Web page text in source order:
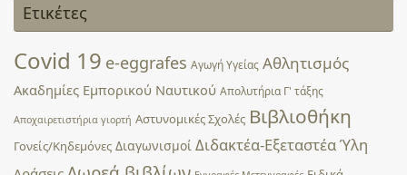
Ετικέτες
Covid 19 e-eggrafes Αγωγή Υγείας Αθλητισμός
Ακαδημίες Εμπορικού Ναυτικού Απολυτήρια Γ' τάξης
Αποχαιρετιστήρια γιορτή Αστυνομικές Σχολές Βιβλιοθήκη
Γονείς/Κηδεμόνες Διαγωνισμοί Διδακτέα-Εξεταστέα Ύλη